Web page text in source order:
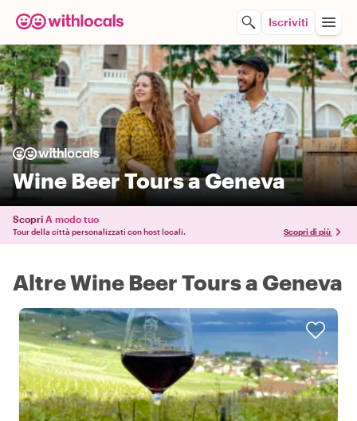
Iscriviti
Wine Beer Tours a Geneva
Scopri A modo tuo
Tour della città personalizzati con host locali. Scopri di più
Altre Wine Beer Tours a Geneva